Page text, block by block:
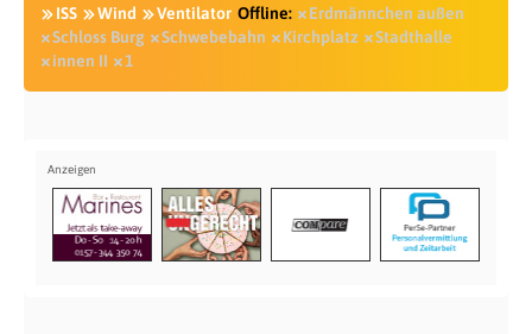
ISS
Wind Ventilator Offline:
Erdmännchen außen
Schloss Burg
Schwebebahn Kirchplatz
Stadthalle
innen II
1